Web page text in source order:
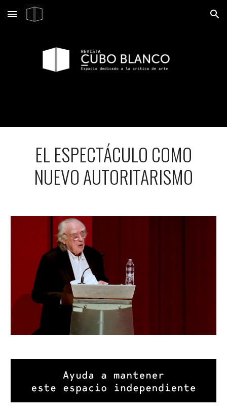
Skip to main content Skip to navigation
EL ESPECTÁCULO COMO
NUEVO AUTORITARISMO